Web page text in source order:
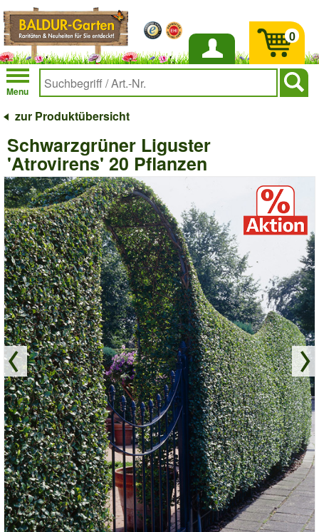
Anmelden
Menu
0
zur Produktübersicht
Schwarzgrüner Liguster
'Atrovirens' 20 Pflanzen